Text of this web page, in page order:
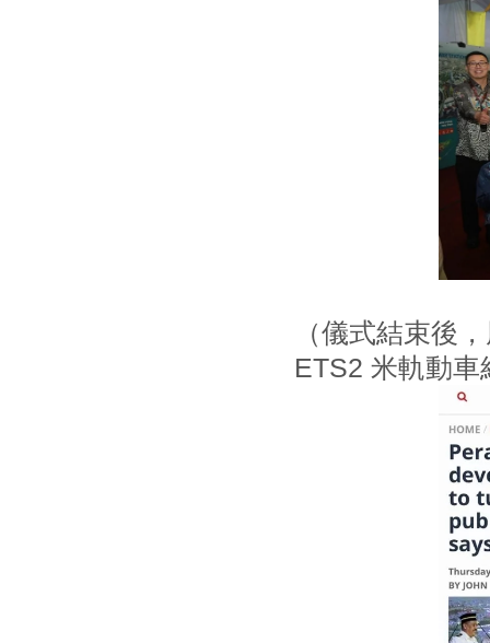
（儀式結束後
ETS2 米軌動車